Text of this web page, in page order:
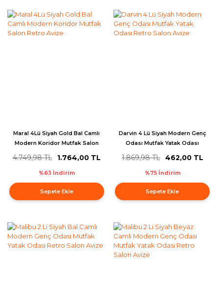
Maral 4Lü Siyah Gold Bal Camlı
Modern Koridor Mutfak Salon
4.749,98 TL 1.764,00 TL
%63 İndirim
Sepete Ekle
Darvin 4 Lü Siyah Modern Genç
Odası Mutfak Yatak Odası
1.869,98 TL 462,00 TL
%75 İndirim
Sepete Ekle